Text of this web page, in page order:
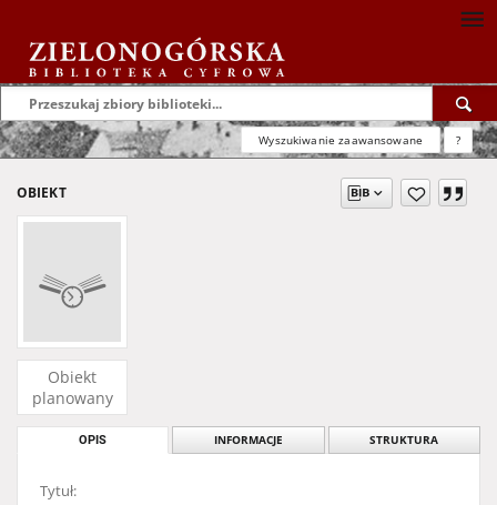
Wyszukiwanie zaawansowane ?
OBIEKT
Obiekt
planowany
OPIS INFORMACJE STRUKTURA
Tytuł: